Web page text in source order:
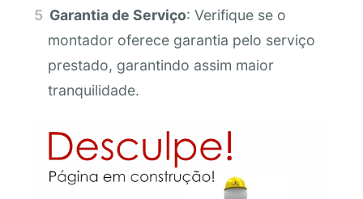
Garantia de Serviço: Verifique se o
montador oferece garantia pelo serviço
prestado, garantindo assim maior
tranquilidade.